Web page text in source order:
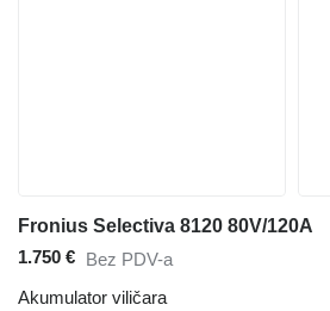
Fronius Selectiva 8120 80V/120A
1.750 € Bez PDV-a
Akumulator viličara